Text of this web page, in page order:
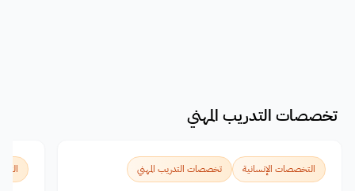
تخصصات التدريب المهني
التخصصات الإنسانية تخصصات التدريب المهني